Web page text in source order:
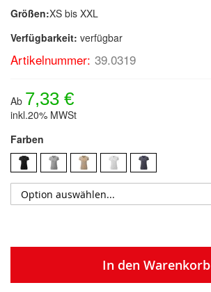
Größen:XS bis XXL
Verfügbarkeit: verfügbar
Artikelnummer: 39.0319
Ab 7,33 €
inkl.20% MWSt
Farben
In den Warenkorb